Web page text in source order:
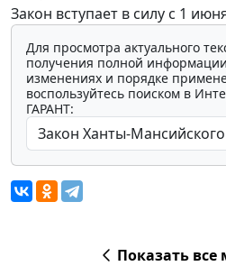
Закон вступает в силу с 1
Для просмотра актуального
получения полной
изменениях и порядке
воспользуйтесь поиском в
ГАРАНТ:
Показать